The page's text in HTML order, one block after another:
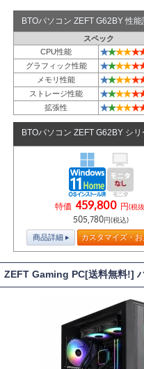
BTOパソコン ZEFT G62BY 性
スペック
CPU性能
★★★★★
グラフィック性能 ★★★★★
メモリ性能 ★★★★★
ストレージ性能 ★★★★★
拡張性 ★★★★★
BTOパソコン ZEFT G62BY シリ
特価 459,800 円(税
505,780円(税込)
商品詳細 カスタマイズ・
ZEFT Gaming PC[送料無料!]